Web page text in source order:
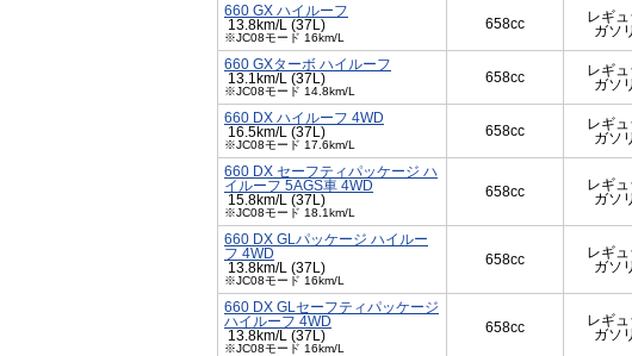
660 GX ハイルーフ
13.8km/L (37L)
※JC08モード 16km/L
658cc
レギ
ガソ
660 GXターボ ハイルーフ
13.1km/L (37L)
※JC08モード 14.8km/L
658cc
レギ
ガソ
660 DX ハイルーフ 4WD
16.5km/L (37L)
※JC08モード 17.6km/L
658cc
レギ
ガソ
660 DX セーフティパッケージ ハ
イルーフ 5AGS車 4WD
15.8km/L (37L)
※JC08モード 18.1km/L
658cc
レギ
ガソ
660 DX GLパッケージ ハイルー
フ 4WD
13.8km/L (37L)
※JC08モード 16km/L
658cc
レギ
ガソ
660 DX GLセーフティパッケージ
ハイルーフ 4WD
13.8km/L (37L)
※JC08モード 16km/L
658cc
レギ
ガソ